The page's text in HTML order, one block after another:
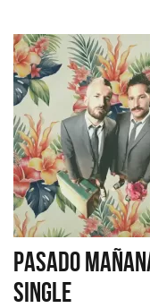
PASADO
SINGLE